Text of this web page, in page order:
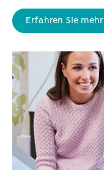
Erfahren Sie mehr